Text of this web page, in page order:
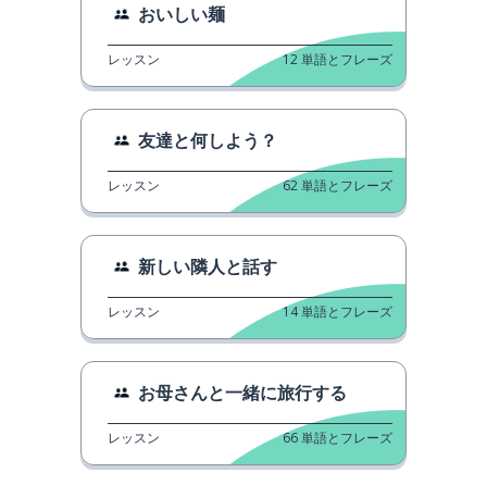
おいしい麺
レッスン 12単語とフレーズ
友達と何しよう？
レッスン 62単語とフレーズ
新しい隣人と話す
レッスン 14単語とフレーズ
お母さんと一緒に旅行する
レッスン 66単語とフレーズ